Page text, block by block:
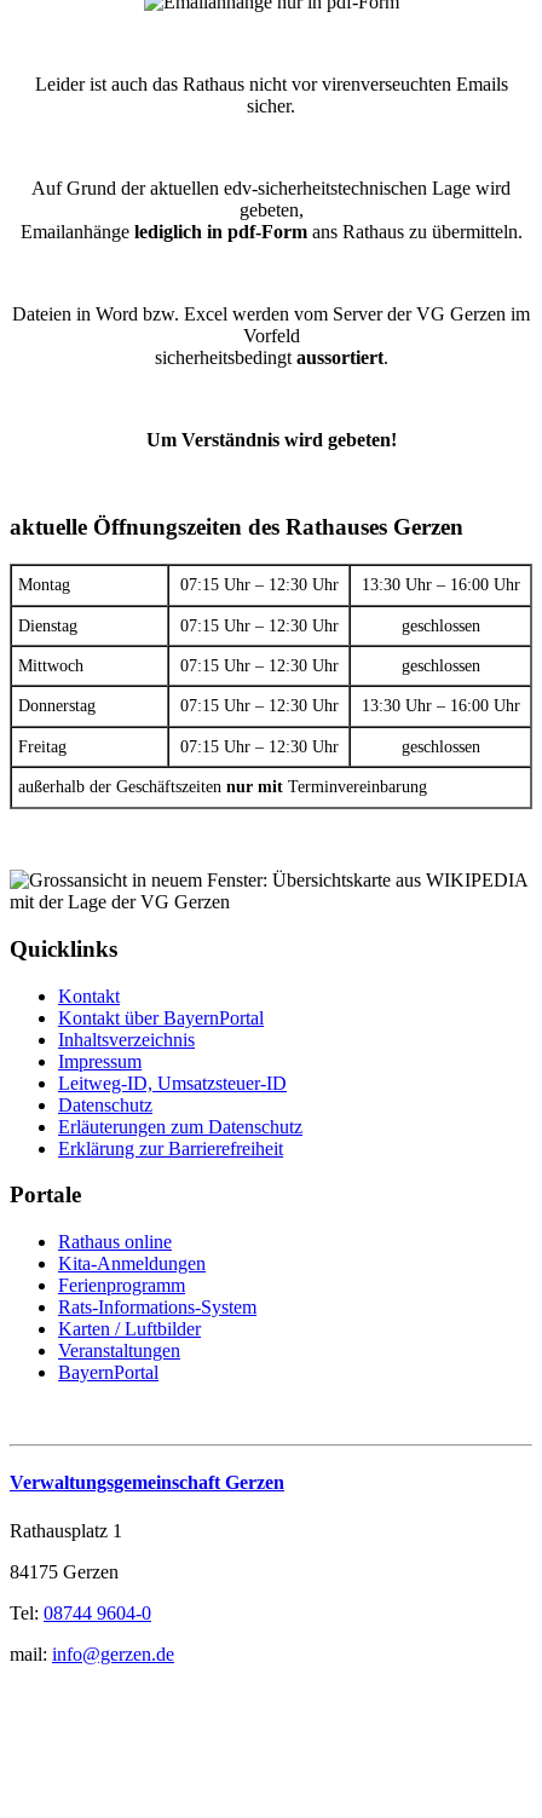
Leider ist auch das Rathaus nicht vor virenverseuchten Emails
sicher.
Auf Grund der aktuellen edv-sicherheitstechnischen Lage wird
gebeten,
Emailanhänge lediglich in pdf-Formans Rathaus zu übermitteln.
Dateien in Word bzw. Excel werden vom Server der VG Gerzen im
Vorfeld
sicherheitsbedingt aussortiert.
Um Verständnis wird gebeten!
aktuelle Öffnungszeiten des Rathauses Gerzen
Montag 07:15 Uhr – 12:30 Uhr 13:30 Uhr – 16:00 Uhr
Dienstag 07:15 Uhr – 12:30 Uhr geschlossen
Mittwoch 07:15 Uhr – 12:30 Uhr geschlossen
Donnerstag 07:15 Uhr – 12:30 Uhr 13:30 Uhr – 16:00 Uhr
Freitag 07:15 Uhr – 12:30 Uhr geschlossen
außerhalb der Geschäftszeiten nur mit Terminvereinbarung
Quicklinks
Kontakt
Kontakt über BayernPortal
Inhaltsverzeichnis
Impressum
Leitweg-ID, Umsatzsteuer-ID
Datenschutz
Erläuterungen zum Datenschutz
Erklärung zur Barrierefreiheit
Portale
Rathaus online
Kita-Anmeldungen
Ferienprogramm
Rats-Informations-System
Karten / Luftbilder
Veranstaltungen
BayernPortal
Verwaltungsgemeinschaft Gerzen
Rathausplatz 1
84175 Gerzen
Tel: 08744 9604-0
mail: info@gerzen.de